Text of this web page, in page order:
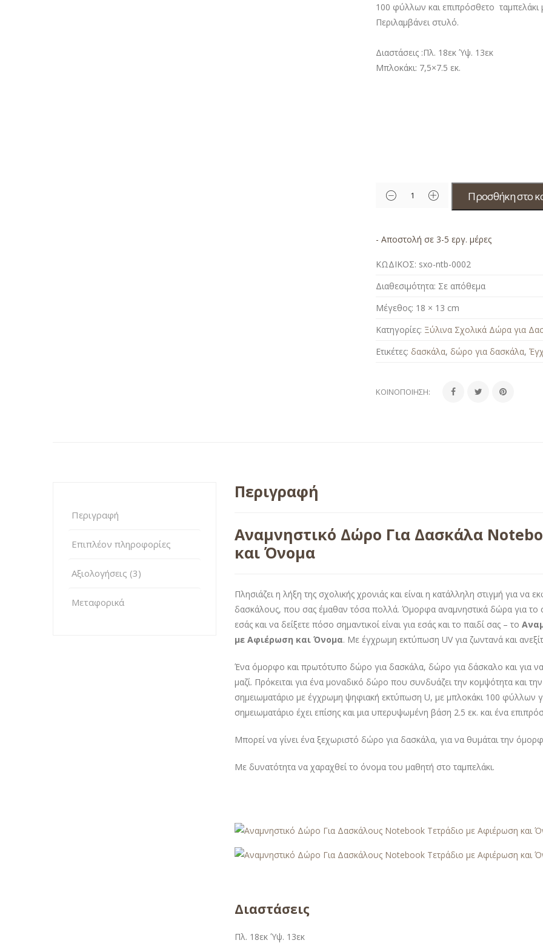
100 φύλλων και επιπρόσθετο ταμπελάκι
Περιλαμβάνει στυλό.
Διαστάσεις :Πλ. 18εκ Ύψ. 13εκ
Μπλοκάκι: 7,5×7.5 εκ.
Προσθήκη στο
- Αποστολή σε 3-5 εργ. μέρες
ΚΩΔΙΚΟΣ: sxo-ntb-0002
Διαθεσιμότητα: Σε απόθεμα
Μέγεθος: 18 × 13 cm
Κατηγορίες: Ξύλινα Σχολικά Δώρα για
Ετικέτες: δασκάλα, δώρο για δασκάλα,
ΚΟΙΝΟΠΟΊΗΣΗ:
Περιγραφή
Επιπλέον πληροφορίες
Αξιολογήσεις (3)
Μεταφορικά
Περιγραφή
Αναμνηστικό Δώρο Για Δασκάλα
και Όνομα
Πλησιάζει η λήξη της σχολικής χρονιάς και είναι η κατάλληλη στιγμή για
δασκάλους, που σας έμαθαν τόσα πολλά. Όμορφα αναμνηστικά δώρα για το
εσάς και να δείξετε πόσο σημαντικοί είναι για εσάς και το παιδί σας – το
με Αφιέρωση και Όνομα. Με έγχρωμη εκτύπωση UV για ζωντανά και
Ένα όμορφο και πρωτότυπο δώρο για δασκάλα, δώρο για δάσκαλο και για
μαζί. Πρόκειται για ένα μοναδικό δώρο που συνδυάζει την κομψότητα και
σημειωματάριο με έγχρωμη ψηφιακή εκτύπωση U, με μπλοκάκι 100 φύλλων
σημειωματάριο έχει επίσης και μια υπερυψωμένη βάση 2.5 εκ. και ένα
Μπορεί να γίνει ένα ξεχωριστό δώρο για δασκάλα, για να θυμάται την
Με δυνατότητα να χαραχθεί το όνομα του μαθητή στο ταμπελάκι.
Διαστάσεις
Πλ. 18εκ Ύψ. 13εκ